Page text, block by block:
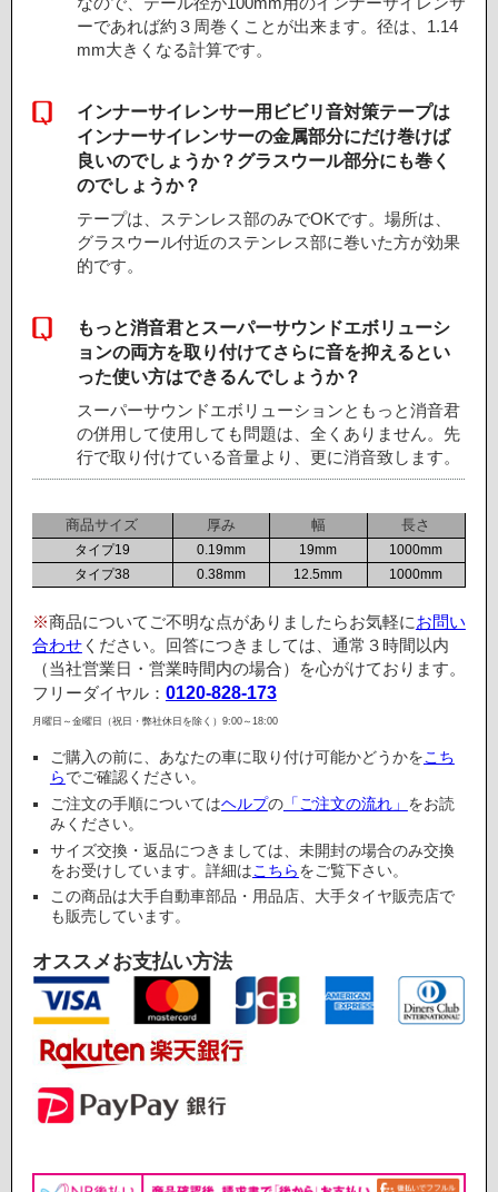
ーであれば約３周巻くことが出来ます。径は、1.14
mm大きくなる計算です。
インナーサイレンサー用ビビリ音対策テープは
インナーサイレンサーの金属部分にだけ巻けば
良いのでしょうか？グラスウール部分にも巻く
のでしょうか？
テープは、ステンレス部のみでOKです。場所は、
グラスウール付近のステンレス部に巻いた方が効果
的です。
もっと消音君とスーパーサウンドエボリューシ
ョンの両方を取り付けてさらに音を抑えるとい
った使い方はできるんでしょうか？
スーパーサウンドエボリューションともっと消音君
の併用して使用しても問題は、全くありません。先
行で取り付けている音量より、更に消音致します。
商品サイズ 厚み 幅 長さ
タイプ19 0.19mm 19mm
1000mm
タイプ38
0.38mm 12.5mm 1000mm
※商品についてご不明な点がありましたらお気軽にお問い
合わせください。回答につきましては、通常３時間以内
（当社営業日・営業時間内の場合）を心がけております。
フリーダイヤル： 0120-828-173
月曜日～金曜日（祝日・弊社休日を除く）9:00～18:00
ご購入の前に、あなたの車に取り付け可能かどうかをこち
らでご確認ください。
ご注文の手順についてはヘルプの「ご注文の流れ」 をお読
みください。
サイズ交換・返品につきましては、未開封の場合のみ交換
をお受けしています。詳細はこちらをご覧下さい。
この商品は大手自動車部品・用品店、大手タイヤ販売店で
も販売しています。
オススメお支払い方法